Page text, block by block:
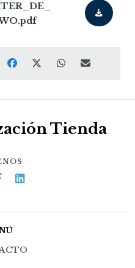
Tienda